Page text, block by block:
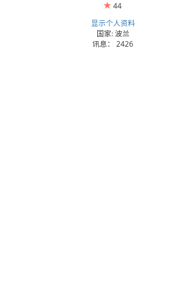
44
显示个人资料
国家: 波兰
讯息： 2426